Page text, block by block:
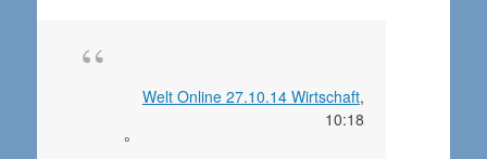
Welt Online 27.10.14 Wirtschaft,
10:18
°